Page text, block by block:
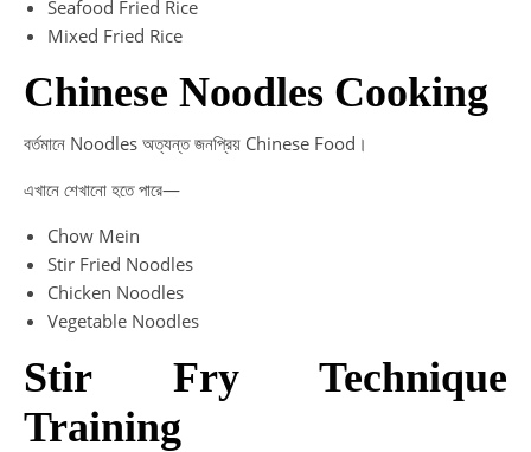
Seafood Fried Rice
Mixed Fried Rice
Chinese Noodles Cooking
বর্তমানে Noodles অত্যন্ত জনপ্রিয় Chinese Food।
এখানে শেখানো হতে পারে—
Chow Mein
Stir Fried Noodles
Chicken Noodles
Vegetable Noodles
Stir Fry Technique
Training